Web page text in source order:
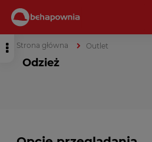
Strona główna Outlet
Odzież